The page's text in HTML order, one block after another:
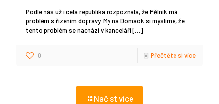
Podle nás už i celá republika rozpoznala, že Mělník má
problém s řízením dopravy. My na Domaok si myslíme, že
tento problém se nachází v kanceláři […]
0 Přečtěte si více
Načíst více